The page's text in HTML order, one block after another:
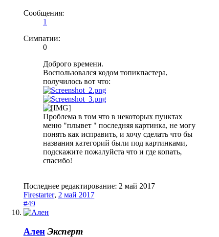
Сообщения:
1
Симпатии:
0
Доброго времени.
Воспользовался кодом топикпастера,
получилось вот что:
Проблема в том что в некоторых пунктах
меню "плывет " последняя картинка, не могу
понять как исправить, и хочу сделать что бы
названия категорий были под картинками,
подскажите пожалуйста что и где копать,
спасибо!
Последнее редактирование: 2 май 2017
Firestarter, 2 май 2017
#49
Ален Эксперт